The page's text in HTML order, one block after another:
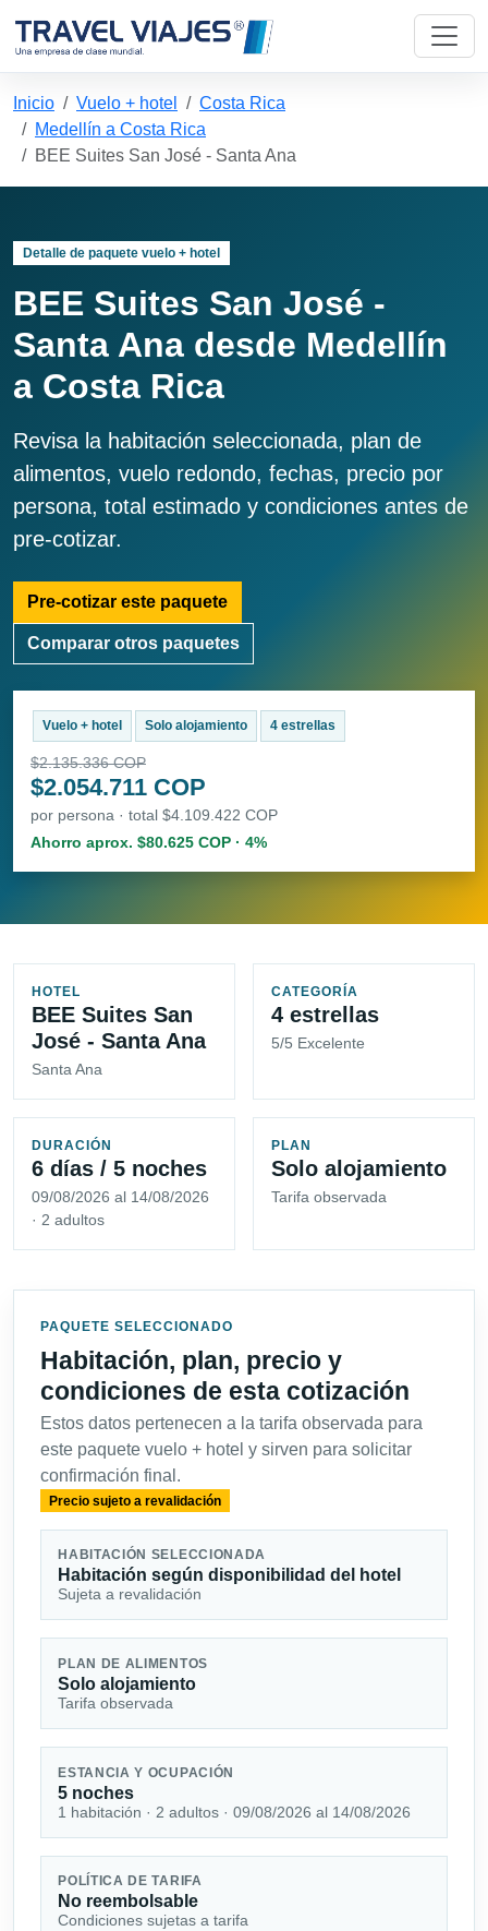
Inicio Vuelo + hotel
Costa Rica
Medellín a Costa Rica
BEE Suites San José - Santa Ana
Detalle de paquete vuelo + hotel
BEE Suites San José -
Santa Ana desde Medellín
a Costa Rica
Revisa la habitación seleccionada, plan de
alimentos, vuelo redondo, fechas, precio por
persona, total estimado y condiciones antes de
pre-cotizar.
Pre-cotizar este paquete
Comparar otros paquetes
Vuelo + hotel Solo alojamiento 4 estrellas
$2.135.336 COP
$2.054.711 COP
por persona · total $4.109.422 COP
Ahorro aprox. $80.625 COP · 4%
HOTEL
BEE Suites San
José - Santa Ana
Santa Ana
CATEGORÍA
4 estrellas
5/5 Excelente
DURACIÓN
6 días / 5 noches
09/08/2026 al 14/08/2026
· 2 adultos
PLAN
Solo alojamiento
Tarifa observada
PAQUETE SELECCIONADO
Habitación, plan, precio y
condiciones de esta cotización
Estos datos pertenecen a la tarifa observada para
este paquete vuelo + hotel y sirven para solicitar
confirmación final.
Precio sujeto a revalidación
HABITACIÓN SELECCIONADA
Habitación según disponibilidad del hotel
Sujeta a revalidación
PLAN DE ALIMENTOS
Solo alojamiento
Tarifa observada
ESTANCIA Y OCUPACIÓN
5 noches
1 habitación · 2 adultos · 09/08/2026 al 14/08/2026
POLÍTICA DE TARIFA
No reembolsable
Condiciones sujetas a tarifa